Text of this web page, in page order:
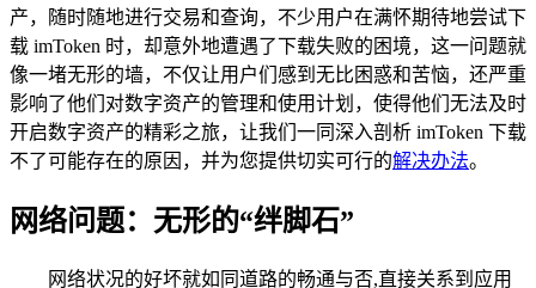
产，随时随地进行交易和查询，不少用户在满怀期待地尝试下
载 imToken 时，却意外地遭遇了下载失败的困境，这一问题就
像一堵无形的墙，不仅让用户们感到无比困惑和苦恼，还严重
影响了他们对数字资产的管理和使用计划，使得他们无法及时
开启数字资产的精彩之旅，让我们一同深入剖析 imToken 下载
不了可能存在的原因，并为您提供切实可行的解决办法。
网络问题：无形的“绊脚石”
网络状况的好坏就如同道路的畅通与否,直接关系到应用